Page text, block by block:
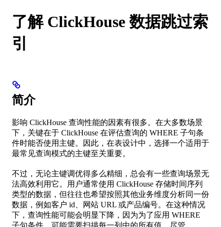
了解 ClickHouse 数据跳过索
引
简介
影响 ClickHouse 查询性能的因素有很多。在大多数场景
下，关键在于 ClickHouse 在评估查询的 WHERE 子句条
件时能否使用主键。因此，在表设计中，选择一个适用于
最常见查询模式的主键至关重要。
不过，无论主键调优得多么精细，总会有一些查询场景无
法高效利用它。用户通常使用 ClickHouse 存储时间序列
类型的数据，但往往也希望按照其他业务维度分析同一份
数据，例如客户 id、网站 URL 或产品编号。在这种情况
下，查询性能可能会明显下降，因为为了应用 WHERE
子句条件，可能需要扫描每一列中的所有值。尽管